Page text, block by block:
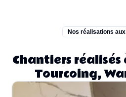
Nos réalisations
Chantiers réalisés
Tourcoing,